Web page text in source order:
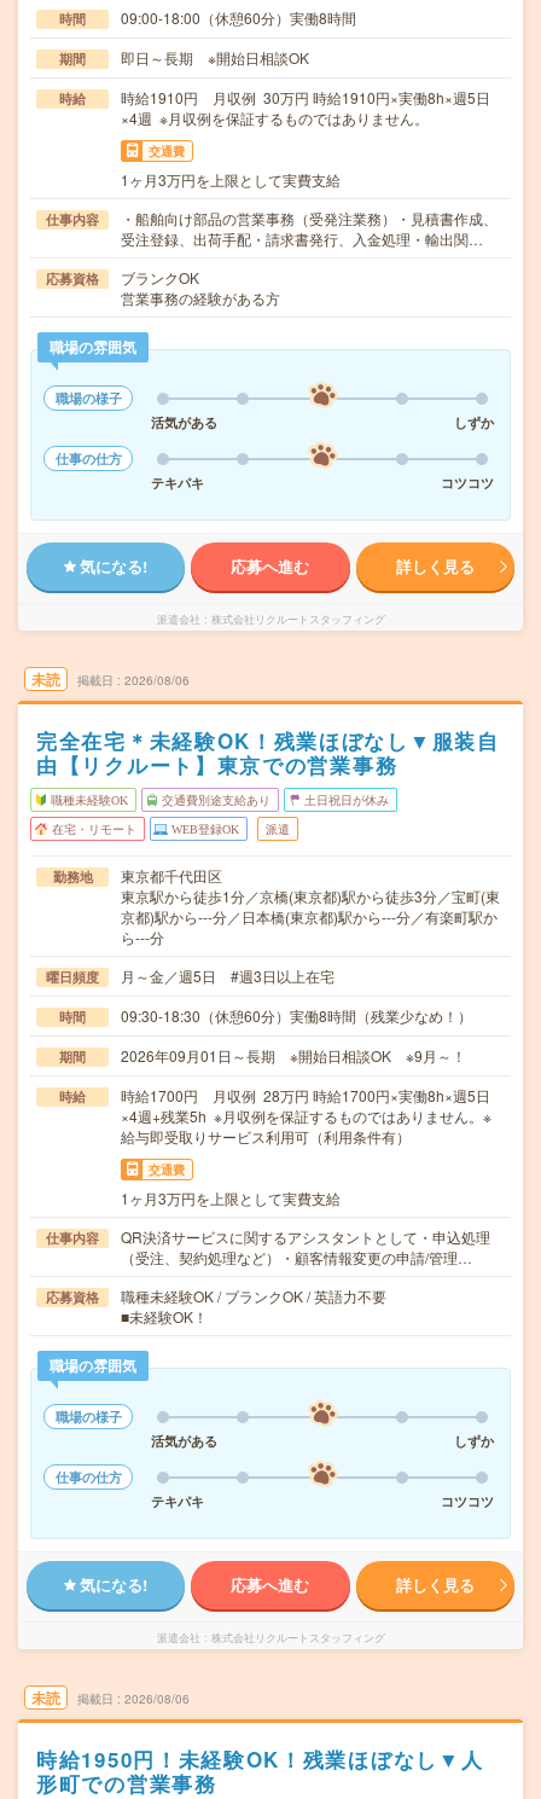
時間 09:00-18:00（休憩60分）実働8時間
期間 即日～長期 ※開始日相談OK
時給
時給1910円 月収例 30万円 時給1910円×実働8h×週5日
×4週 ※月収例を保証するものではありません。
交通費
1ヶ月3万円を上限として実費支給
仕事内容
・船舶向け部品の営業事務（受発注業務）・見積書作成、
受注登録、出荷手配・請求書発行、入金処理・輸出関…
応募資格
ブランクOK
営業事務の経験がある方
職場の雰囲気
職場の様子
活気がある
しずか
仕事の仕方
テキパキ
コツコツ
気になる! 応募へ進む 詳しく見る
派遣会社 株式会社リクルートスタッフィング
未読 掲載日 2026/08/06
完全在宅＊未経験OK！残業ほぼなし▼服装自
由【リクルート】東京での営業事務
職種未経験OK 交通費別途支給あり 土日祝日が休み
在宅・リモート WEB登録OK 派遣
勤務地
東京都千代田区
東京駅から徒歩1分／京橋(東京都)駅から徒歩3分／宝町(東
京都)駅から---分／日本橋(東京都)駅から---分／有楽町駅か
ら---分
曜日頻度 月～金／週5日 #週3日以上在宅
時間 09:30-18:30（休憩60分）実働8時間（残業少なめ！）
期間 2026年09月01日～長期 ※開始日相談OK ※9月～！
時給
時給1700円 月収例 28万円 時給1700円×実働8h×週5日
×4週+残業5h ※月収例を保証するものではありません。※
給与即受取りサービス利用可（利用条件有）
交通費
1ヶ月3万円を上限として実費支給
仕事内容
QR決済サービスに関するアシスタントとして・申込処理
（受注、契約処理など）・顧客情報変更の申請/管理…
応募資格
職種未経験OK / ブランクOK / 英語力不要
■未経験OK！
職場の雰囲気
職場の様子
活気がある
しずか
仕事の仕方
テキパキ
コツコツ
気になる! 応募へ進む 詳しく見る
派遣会社 株式会社リクルートスタッフィング
未読 掲載日 2026/08/06
時給1950円！未経験OK！残業ほぼなし▼人
形町での営業事務